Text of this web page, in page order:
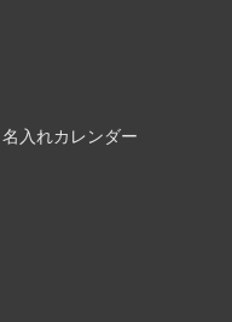
入れカレンダー